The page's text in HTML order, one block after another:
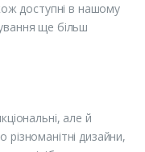
доступні в нашому
ще більш
але й
дизайни,